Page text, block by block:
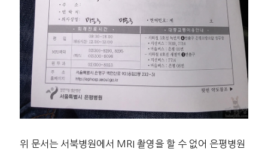
위 문서는 서북병원에서 MRI 촬영을 할 수 없어 은평병원